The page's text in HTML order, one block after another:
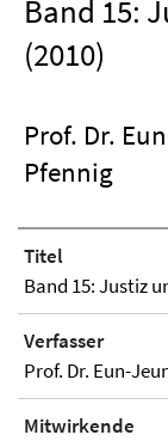
Band 15:
(2010)
Prof. Dr.
Pfennig
Titel
Band 15: Justiz
Verfasser
Prof. Dr. Eun-
Mitwirkende